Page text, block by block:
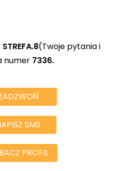
STREFA.8(Twoje pytania i
numer 7336.
SMS
PROFIL